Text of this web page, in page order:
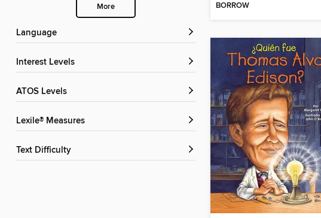
More
Language
Interest Levels
ATOS Levels
Lexile® Measures
Text Difficulty
BORROW